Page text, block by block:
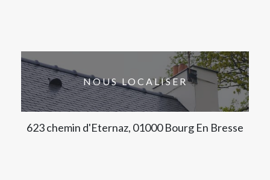
NOUS LOCALISER
623 chemin d'Eternaz, 01000 Bourg En Bresse